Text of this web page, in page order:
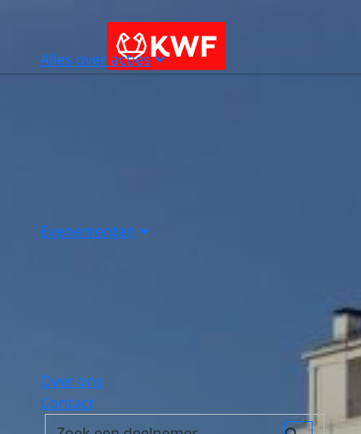
Alles over acties
Evenementen
Over ons
Contact